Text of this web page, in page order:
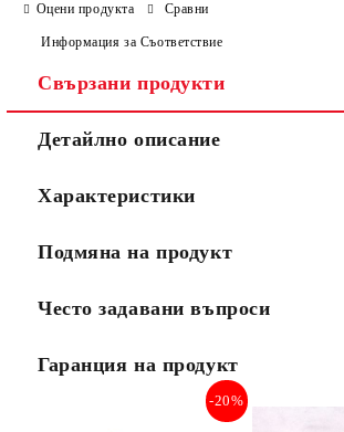
Ние ще се свържем с вас в рамките на работния
Оцени продукта Сравни
Информация за Съответствие
Свързани продукти
Детайлно описание
Характеристики
Подмяна на продукт
Често задавани въпроси
Гаранция на продукт
-20%